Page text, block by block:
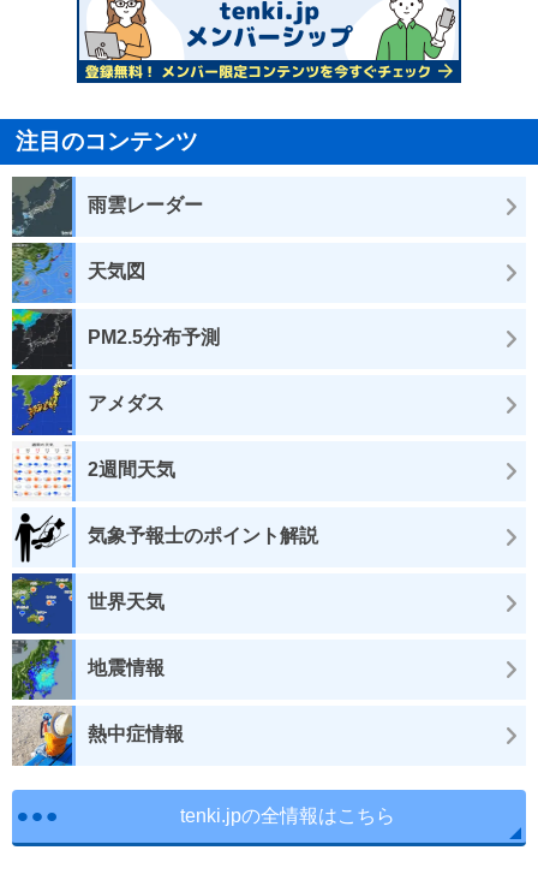
注目のコンテンツ
雨雲レーダー
天気図
PM2.5分布予測
アメダス
2週間天気
気象予報士のポイント解説
世界天気
地震情報
熱中症情報
tenki.jpの全情報はこちら